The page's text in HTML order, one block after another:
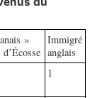
»
Immigré
anglais
1